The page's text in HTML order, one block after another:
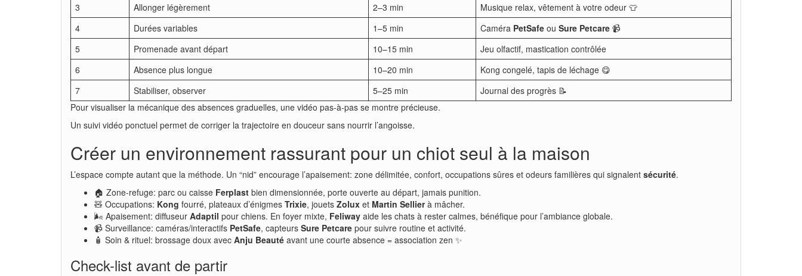
3
Allonger légèrement 2–3 min
Musique relax, vêtement à votre odeur 👕
4
Durées variables 1–5 min Caméra PetSafe ou Sure Petcare 📹
5
Promenade avant départ 10–15 min
Jeu olfactif, mastication contrôlée
6
Absence plus longue 10–20 min
Kong congelé, tapis de léchage 😋
7
Stabiliser, observer 5–25 min
Journal des progrès 📝
Pour visualiser la mécanique des absences graduelles, une vidéo pas-à-pas se montre précieuse.
Un suivi vidéo ponctuel permet de corriger la trajectoire en douceur sans nourrir l’angoisse.
Créer un environnement rassurant pour un chiot seul à la maison
L’espace compte autant que la méthode. Un “nid” encourage l’apaisement: zone délimitée, confort, occupations sûres et odeurs familières qui signalent sécurité.
🏠 Zone-refuge: parc ou caisse Ferplast bien dimensionnée, porte ouverte au départ, jamais punition.
🧸 Occupations: Kong fourré, plateaux d’énigmes Trixie, jouets Zolux et Martin Sellierà mâcher.
🌬️ Apaisement: diffuseur Adaptil pour chiens. En foyer mixte, Feliway aide les chats à rester calmes, bénéfique pour l’ambiance globale.
📹 Surveillance: caméras/interactifs PetSafe, capteurs Sure Petcare pour suivre routine et activité.
🧴 Soin & rituel: brossage doux avec Anju Beauté avant une courte absence = association zen ✨
Check-list avant de partir